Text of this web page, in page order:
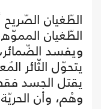
الطّغيان
الطّغيان
ويفسد
يتحوّل الثّائر
يقتل الجسد
وهْم، وأن